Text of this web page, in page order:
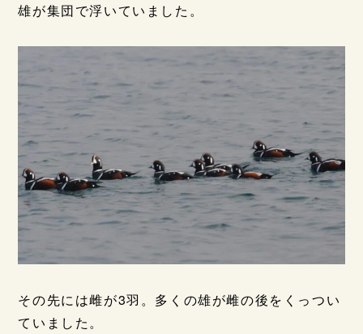
雄が集団で浮いていました。
その先には雌が3羽。多くの雄が雌の後をくっつい
ていました。